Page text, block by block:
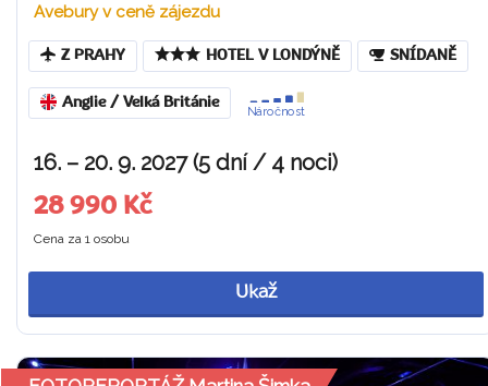
Avebury v ceně zájezdu
Z PRAHY HOTEL V LONDÝNĚ SNÍDANĚ
Anglie / Velká Británie
Náročnost
16. – 20. 9. 2027 (5 dní / 4 noci)
28 990 Kč
Cena za 1 osobu
Ukaž